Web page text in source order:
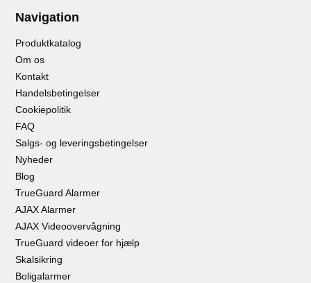
Navigation
Produktkatalog
Om os
Kontakt
Handelsbetingelser
Cookiepolitik
FAQ
Salgs- og leveringsbetingelser
Nyheder
Blog
TrueGuard Alarmer
AJAX Alarmer
AJAX Videoovervågning
TrueGuard videoer for hjælp
Skalsikring
Boligalarmer